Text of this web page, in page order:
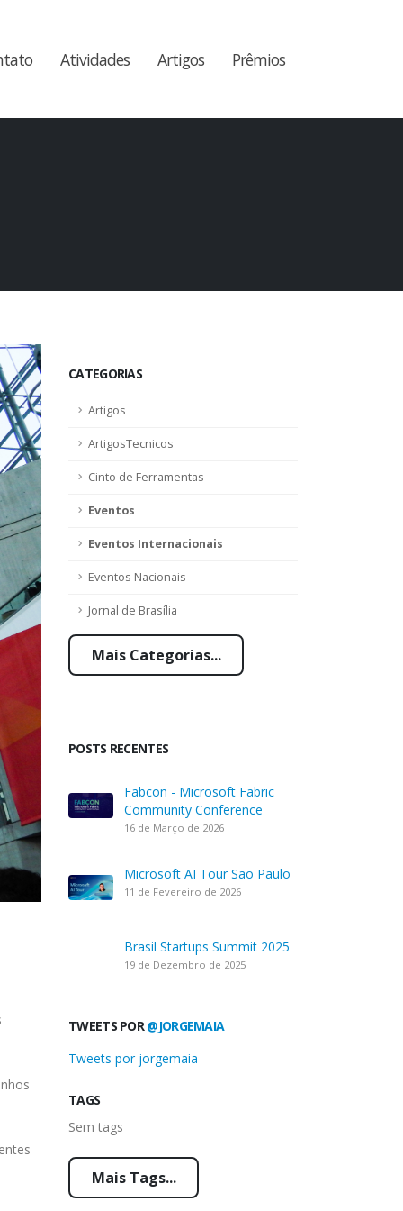
Atividades Artigos Prêmios
CATEGORIAS
Artigos
ArtigosTecnicos
Cinto de Ferramentas
Eventos
Eventos Internacionais
Eventos Nacionais
Jornal de Brasília
Mais Categorias...
POSTS RECENTES
Fabcon - Microsoft Fabric
Community Conference
16 de Março de 2026
Microsoft AI Tour São Paulo
11 de Fevereiro de 2026
Brasil Startups Summit 2025
19 de Dezembro de 2025
TWEETS POR@JORGEMAIA
Tweets por jorgemaia
TAGS
Sem tags
Mais Tags...